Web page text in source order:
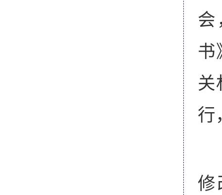
书
关
行